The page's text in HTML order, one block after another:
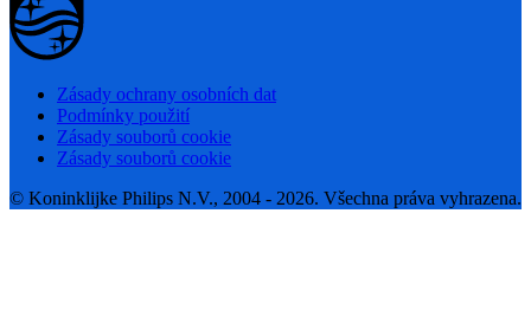
Zásady ochrany osobních dat
Podmínky použití
Zásady souborů cookie
Zásady souborů cookie
© Koninklijke Philips N.V., 2004 - 2026. Všechna práva vyhrazena.